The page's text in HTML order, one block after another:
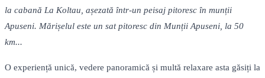
la cabană La Koltau, așezată într-un peisaj pitoresc în munții
Apuseni. Mărișelul este un sat pitoresc din Munții Apuseni, la 50
km...
O experiență unică, vedere panoramică și multă relaxare asta găsiți la